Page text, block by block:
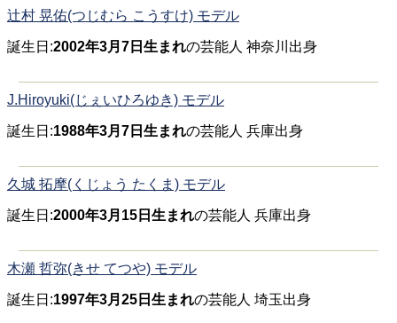
辻村 晃佑(つじむら こうすけ) モデル
誕生日:2002年3月7日生まれの芸能人 神奈川出身
J.Hiroyuki(じぇいひろゆき) モデル
誕生日:1988年3月7日生まれの芸能人 兵庫出身
久城 拓摩(くじょう たくま) モデル
誕生日:2000年3月15日生まれの芸能人 兵庫出身
木瀬 哲弥(きせ てつや) モデル
誕生日:1997年3月25日生まれの芸能人 埼玉出身